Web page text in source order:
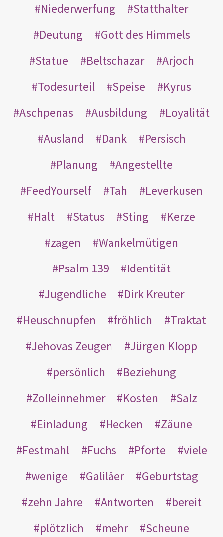
Niederwerfung
Statthalter
Deutung
Gott des Himmels
Statue
Beltschazar
Arjoch
Todesurteil
Speise
Kyrus
Aschpenas
Ausbildung
Loyalität
Ausland
Dank
Persisch
Planung
Angestellte
FeedYourself
Tah
Leverkusen
Halt
Status Sting
Kerze
zagen
Wankelmütigen
Psalm 139
Identität
Jugendliche
Dirk Kreuter
Heuschnupfen
fröhlich
Traktat
Jehovas Zeugen
Jürgen Klopp
persönlich
Beziehung
Zolleinnehmer
Kosten
Salz
Einladung
Hecken
Zäune
Festmahl
Fuchs Pforte
viele
wenige
Galiläer
Geburtstag
zehn Jahre
Antworten
bereit
plötzlich
mehr Scheune